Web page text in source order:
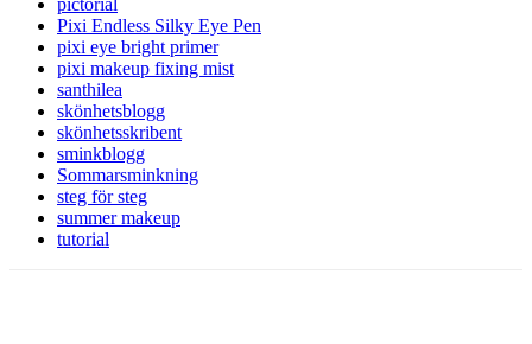
Pixi Endless Silky Eye Pen
pixi eye bright primer
pixi makeup fixing mist
santhilea
skönhetsblogg
skönhetsskribent
sminkblogg
Sommarsminkning
steg för steg
summer makeup
tutorial